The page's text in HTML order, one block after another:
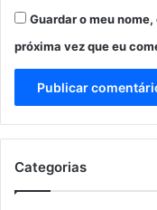
Guardar o meu
próxima vez que eu
Categorias